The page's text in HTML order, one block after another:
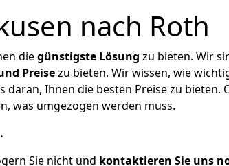
nach Roth
diegünstigste Lösung zu bieten. Wir
Preisezu bieten. Wir wissen, wie
Ihnen die besten Preise zu bieten.
was umgezogen werden muss.
Sie nicht und kontaktieren Sie uns